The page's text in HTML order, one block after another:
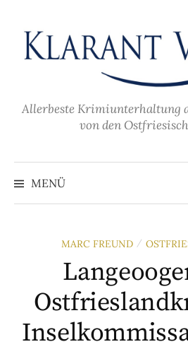
Inhalt
überspringen
Allerbeste Krimiunterhaltung
von den
MENÜ
MARC FREUND /